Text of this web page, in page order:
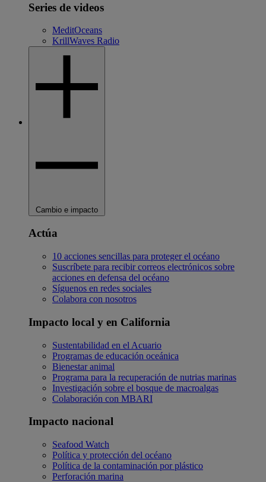
Series de videos
MeditOceans
KrillWaves Radio
Cambio e impacto
Actúa
10 acciones sencillas para proteger el océano
Suscríbete para recibir correos electrónicos sobre
acciones en defensa del océano
Síguenos en redes sociales
Colabora con nosotros
Impacto local y en California
Sustentabilidad en el Acuario
Programas de educación oceánica
Bienestar animal
Programa para la recuperación de nutrias marinas
Investigación sobre el bosque de macroalgas
Colaboración con MBARI
Impacto nacional
Seafood Watch
Política y protección del océano
Política de la contaminación por plástico
Perforación marina